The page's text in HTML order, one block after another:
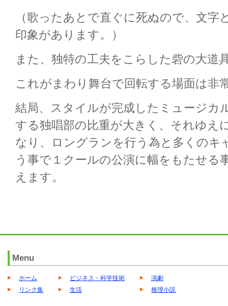
（歌ったあとで直ぐに死ぬので、文字
印象があります。）
また、独特の工夫をこらした砦の大道
これがまわり舞台で回転する場面は非
結局、スタイルが完成したミュージカ
する独唱部の比重が大きく、それゆえ
なり、ロングランを行う為と多くのキ
う事で１クールの公演に幅をもたせる
えます。
Menu
ホーム
リンク集
ビジネス・科学技術
生活
演劇
推理小説